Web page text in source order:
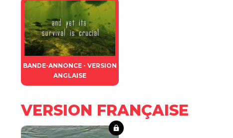
BANDE-ANNONCE - VERSION
ANGLAISE
VERSION FRANÇAISE